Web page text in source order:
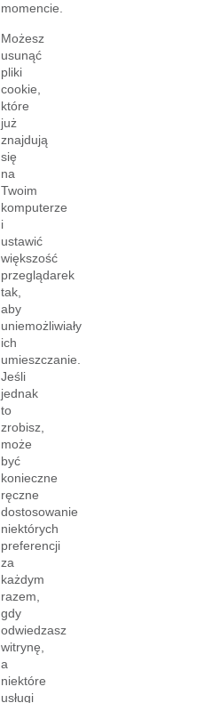
momencie.
Możesz
usunąć
pliki
cookie,
które
już
znajdują
się
na
Twoim
komputerze
i
ustawić
większość
przeglądarek
tak,
aby
uniemożliwiały
ich
umieszczanie.
Jeśli
jednak
to
zrobisz,
może
być
konieczne
ręczne
dostosowanie
niektórych
preferencji
za
każdym
razem,
gdy
odwiedzasz
witrynę,
a
niektóre
usługi